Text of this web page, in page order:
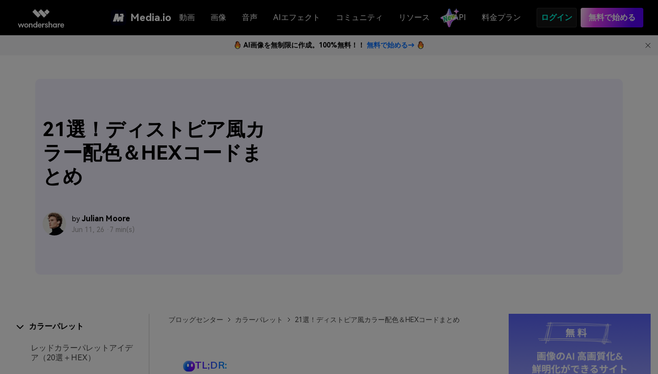
Media.io 動画 画像 音声 AIエフェクト コミュニティ リソース API 料金プラン ログイン 無料で始める
AI画像を無制限に作成。100%無料！！ 無料で始める→
21選！ディストピア風カ
ラー配色＆HEXコードま
とめ
by Julian Moore
Jun 11, 26 · 7 min(s)
カラーパレット
レッドカラーパレットアイデ
ア（20選＋HEX）
ブロッグセンター カラーパレット 21選！ディストピア風カラー配色＆HEXコードまとめ
TL;DR: